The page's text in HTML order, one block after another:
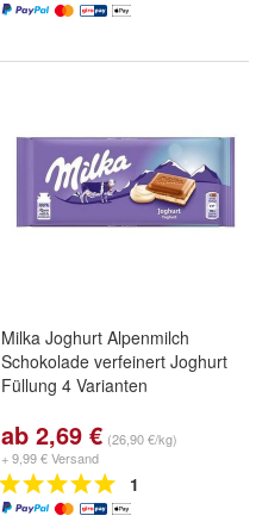
Milka Joghurt Alpenmilch
Schokolade verfeinert Joghurt
Füllung 4 Varianten
ab 2,69 € (26,90 €/kg)
+ 9,99 € Versand
1